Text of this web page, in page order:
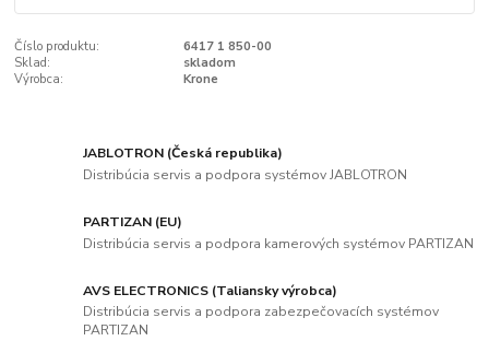
Číslo produktu:
6417 1 850-00
Sklad:
skladom
Výrobca:
Krone
JABLOTRON (Česká republika)
Distribúcia servis a podpora systémov JABLOTRON
PARTIZAN (EU)
Distribúcia servis a podpora kamerových systémov PARTIZAN
AVS ELECTRONICS (Taliansky výrobca)
Distribúcia servis a podpora zabezpečovacích systémov
PARTIZAN